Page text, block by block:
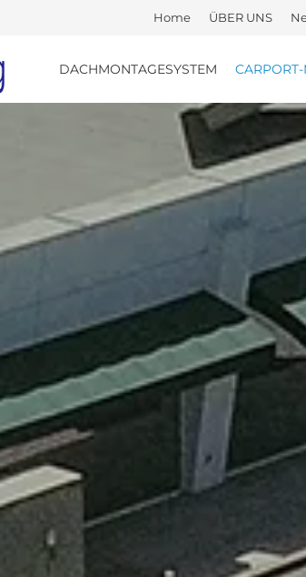
Home ÜBER UNS
DACHMONTAGESYSTEM